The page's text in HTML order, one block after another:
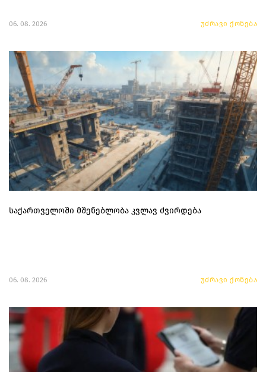
06. 08. 2026 უძრავი ქონება
საქართველოში მშენებლობა კვლავ ძვირდება
06. 08. 2026 უძრავი ქონება